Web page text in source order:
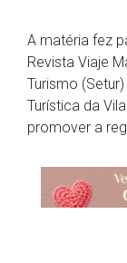
A matéria fez
Revista Viaje
Turismo
Turística da
promover a